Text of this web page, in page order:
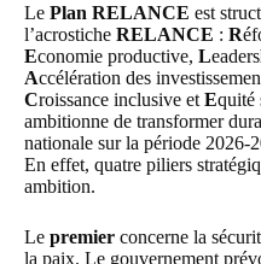
Le Plan RELANCE est
l’acrostiche RELANCE : R
Economie productive, L
Accélération des
Croissance inclusive et Equité
ambitionne de transformer
nationale sur la période 2026-
En effet, quatre piliers
ambition.
Le premier concerne la
la paix. Le gouvernement